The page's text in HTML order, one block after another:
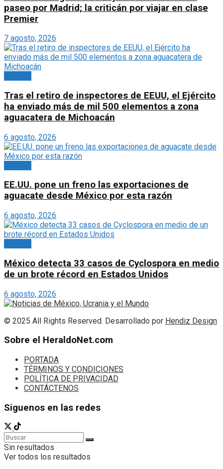
paseo por Madrid; la criticán por viajar en clase
Premier
7 agosto, 2026
Tras el retiro de inspectores de EEUU, el Ejército
ha enviado más de mil 500 elementos a zona
aguacatera de Michoacán
6 agosto, 2026
EE.UU. pone un freno las exportaciones de
aguacate desde México por esta razón
6 agosto, 2026
México detecta 33 casos de Cyclospora en medio
de un brote récord en Estados Unidos
6 agosto, 2026
© 2025 All Rights Reserved. Desarrollado por Hendiz Design
Sobre el HeraldoNet.com
PORTADA
TÉRMINOS Y CONDICIONES
POLÍTICA DE PRIVACIDAD
CONTÁCTENOS
Siguenos en las redes
Sin resultados
Ver todos los resultados